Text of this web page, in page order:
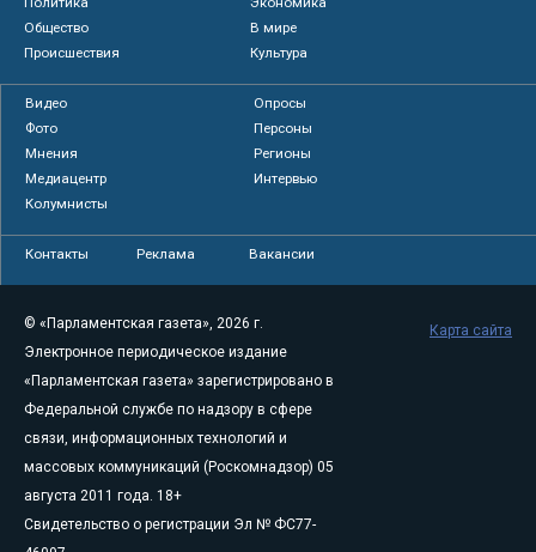
Общество
В мире
Происшествия
Культура
Видео
Опросы
Фото
Персоны
Мнения
Регионы
Медиацентр
Интервью
Колумнисты
Контакты Реклама Вакансии
© «Парламентская газета», 2026 г.
Электронное периодическое издание
«Парламентская газета» зарегистрировано в
Федеральной службе по надзору в сфере
связи, информационных технологий и
массовых коммуникаций (Роскомнадзор) 05
августа 2011 года. 18+
Свидетельство о регистрации Эл № ФС77-
Карта сайта